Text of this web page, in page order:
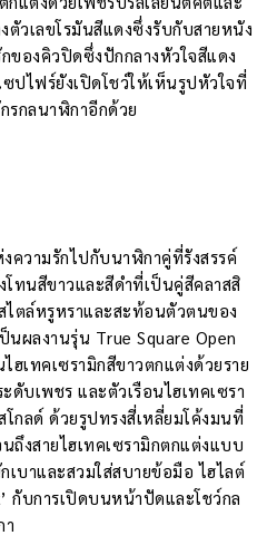
ตัวเลขโรมันสีแดงซึ่งรับกับสายหนัง
ของคิวปิดซึ่งปักกลางหัวใจสีแดง
ปไฟร์ยังเปิดโชว์ให้เห็นรูปหัวใจที่
รกลนาฬิกาอีกด้วย
งความรักไปกับนาฬิกาคู่ที่รังสรรค์
โทนสีขาวและสีดำที่เป็นคู่สีคลาสสิ
ตล์หรูหราและสะท้อนตัวตนของ
นผลงานรุ่น True Square Open
ฮเทคเซรามิกสีขาวตกแต่งด้วยราย
ดับเพชร และตัวเรือนไฮเทคเซรา
โกลด์ ด้วยรูปทรงสี่เหลี่ยมโค้งมนที่
ถึงสายไฮเทคเซรามิกตกแต่งแบบ
บาและสวมใส่สบายข้อมือ ไฮไลต์
กับการเปิดบนหน้าปัดและโชว์กล
า